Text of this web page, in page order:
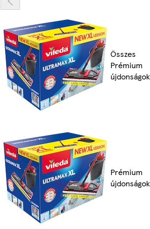
Összes
Prémium
újdonságok
Prémium
újdonságok